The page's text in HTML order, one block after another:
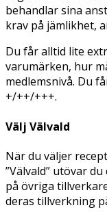
behandlar sina
krav på jämlikhet,
Du får alltid lite
varumärken, hur
medlemsnivå. Du
+/++/+++.
Välj Välvald
När du väljer
”Välvald” utövar
på övriga
deras tillverkning